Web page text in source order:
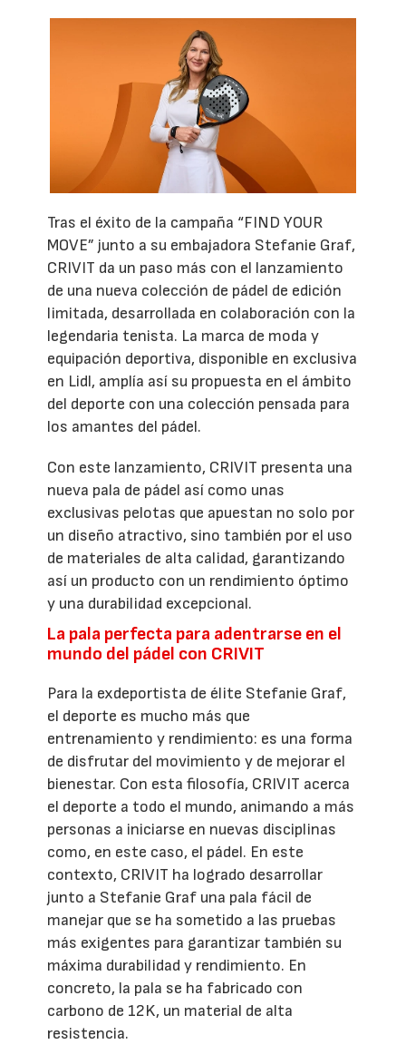
Tras el éxito de la campaña “FIND YOUR
MOVE” junto a su embajadora Stefanie Graf,
CRIVIT da un paso más con el lanzamiento
de una nueva colección de pádel de edición
limitada, desarrollada en colaboración con la
legendaria tenista. La marca de moda y
equipación deportiva, disponible en exclusiva
en Lidl, amplía así su propuesta en el ámbito
del deporte con una colección pensada para
los amantes del pádel.
Con este lanzamiento, CRIVIT presenta una
nueva pala de pádel así como unas
exclusivas pelotas que apuestan no solo por
un diseño atractivo, sino también por el uso
de materiales de alta calidad, garantizando
así un producto con un rendimiento óptimo
y una durabilidad excepcional.
La pala perfecta para adentrarse en el
mundo del pádel con CRIVIT
Para la exdeportista de élite Stefanie Graf,
el deporte es mucho más que
entrenamiento y rendimiento: es una forma
de disfrutar del movimiento y de mejorar el
bienestar. Con esta filosofía, CRIVIT acerca
el deporte a todo el mundo, animando a más
personas a iniciarse en nuevas disciplinas
como, en este caso, el pádel. En este
contexto, CRIVIT ha logrado desarrollar
junto a Stefanie Graf una pala fácil de
manejar que se ha sometido a las pruebas
más exigentes para garantizar también su
máxima durabilidad y rendimiento. En
concreto, la pala se ha fabricado con
carbono de 12K, un material de alta
resistencia.